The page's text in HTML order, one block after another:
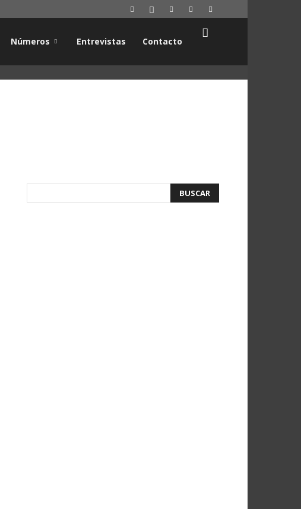
Números Entrevistas Contacto